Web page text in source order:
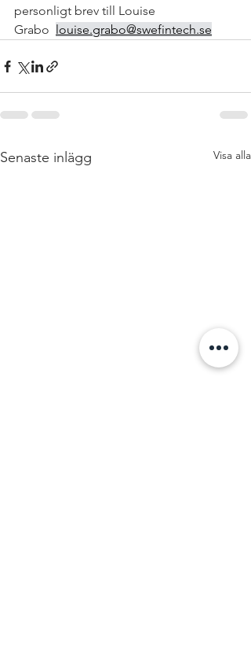
personligt brev till Louise
Grabo louise.grabo@swefintech.se
Senaste inlägg Visa alla